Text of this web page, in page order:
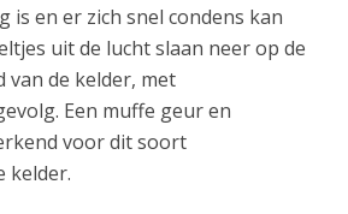
is en er zich snel condens kan
uit de lucht slaan neer op de
de kelder, met
Een muffe geur en
voor dit soort
kelder.